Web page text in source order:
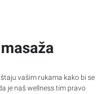
vašim rukama kako bi se
je naš wellness tim pravo